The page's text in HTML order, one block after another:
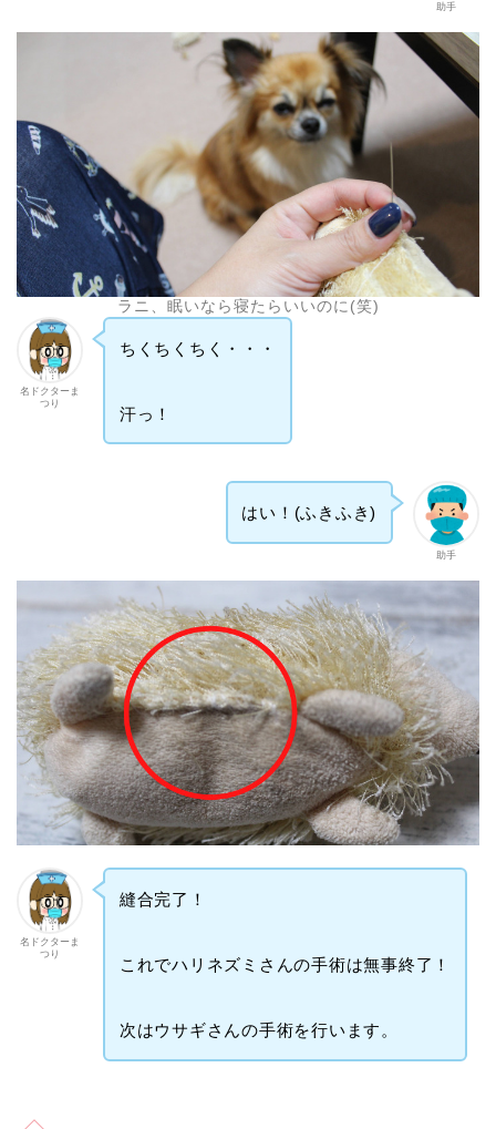
助手
ラニ、眠いなら寝たらいいのに(笑)
名ドクターま
つり
ちくちくちく・・・
汗っ！
助手
はい！(ふきふき)
名ドクターま
つり
縫合完了！
これでハリネズミさんの手術は無事終了！
次はウサギさんの手術を行います。